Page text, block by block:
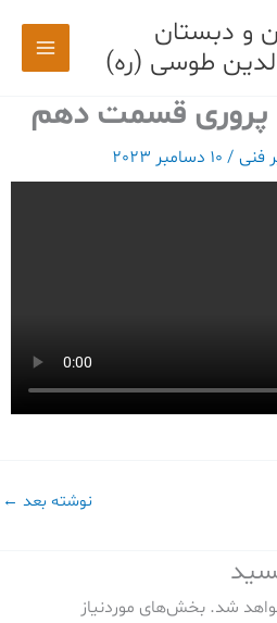
و دبستان
طوسی (ره)
پروری قسمت دهم
فنی / 10 دسامبر 2023
نوشته بعد ←
شد. بخش‌های موردنیاز